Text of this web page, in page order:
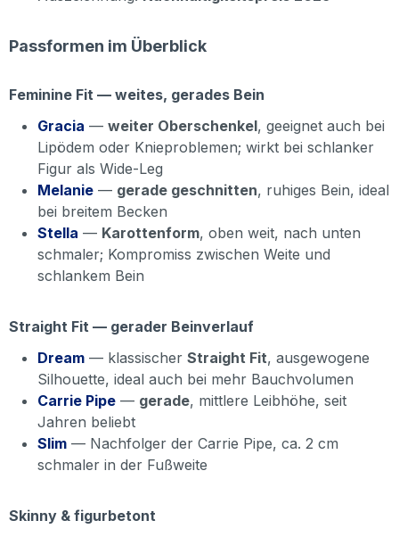
Passformen im Überblick
Feminine Fit — weites, gerades Bein
Gracia — weiter Oberschenkel, geeignet auch bei
Lipödem oder Knieproblemen; wirkt bei schlanker
Figur als Wide-Leg
Melanie — gerade geschnitten, ruhiges Bein, ideal
bei breitem Becken
Stella — Karottenform, oben weit, nach unten
schmaler; Kompromiss zwischen Weite und
schlankem Bein
Straight Fit — gerader Beinverlauf
Dream — klassischer Straight Fit, ausgewogene
Silhouette, ideal auch bei mehr Bauchvolumen
Carrie Pipe — gerade, mittlere Leibhöhe, seit
Jahren beliebt
Slim — Nachfolger der Carrie Pipe, ca. 2 cm
schmaler in der Fußweite
Skinny & figurbetont